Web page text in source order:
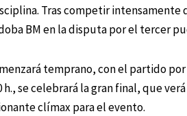
Tras competir
BM en la disputa por el tercer
temprano, con el partido
se celebrará la gran final, que
clímax para el evento.